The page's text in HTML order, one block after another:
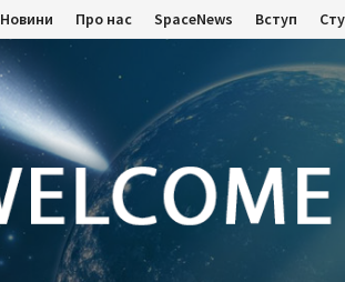
Новини Про нас SpaceNews Вступ